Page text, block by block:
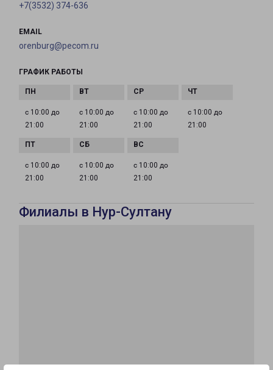
+7(3532) 374-636
EMAIL
orenburg@pecom.ru
ГРАФИК РАБОТЫ
с 10:00 до
21:00
с 10:00 до
21:00
с 10:00 до
21:00
с 10:00 до
21:00
с 10:00 до
21:00
с 10:00 до
21:00
с 10:00 до
21:00
Филиалы в Нур-Султану